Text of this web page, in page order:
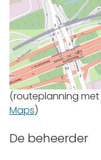
(routeplanning met
Maps)
De beheerder